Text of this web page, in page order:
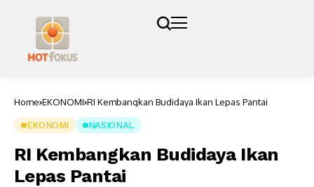
Home EKONOMI RI Kembangkan Budidaya Ikan Lepas Pantai
EKONOMI NASIONAL
RI Kembangkan Budidaya Ikan
Lepas Pantai